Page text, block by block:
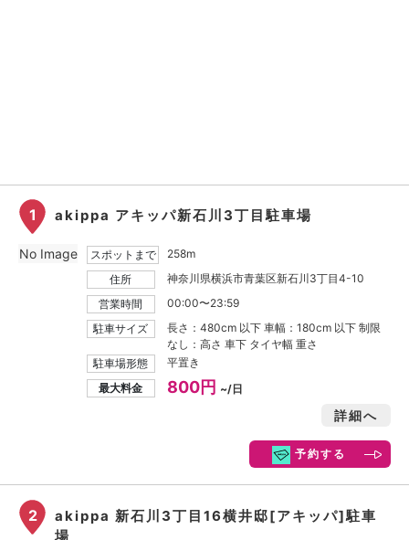
1 akippa アキッパ新石川3丁目駐車場
スポットまで
258m
住所
神奈川県横浜市青葉区新石川3丁目4-10
営業時間
00:00〜23:59
駐車サイズ
長さ：480cm 以下 車幅：180cm 以下 制限
なし：高さ 車下 タイヤ幅 重さ
駐車場形態
平置き
最大料金
800円 ~/日
詳細へ
予約する
No Image
2
akippa 新石川3丁目16横井邸[アキッパ]駐車
場